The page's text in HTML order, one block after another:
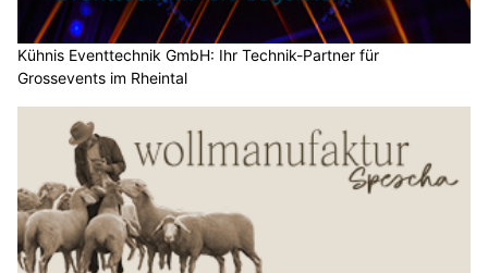
Kühnis Eventtechnik GmbH: Ihr Technik-Partner für
Grossevents im Rheintal